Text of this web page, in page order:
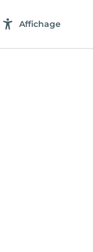
Affichage